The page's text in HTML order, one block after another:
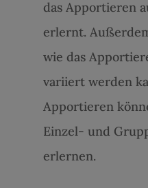
das Apportieren
erlernt.
wie das
variiert werden
Apportieren
Einzel- und
erlernen.